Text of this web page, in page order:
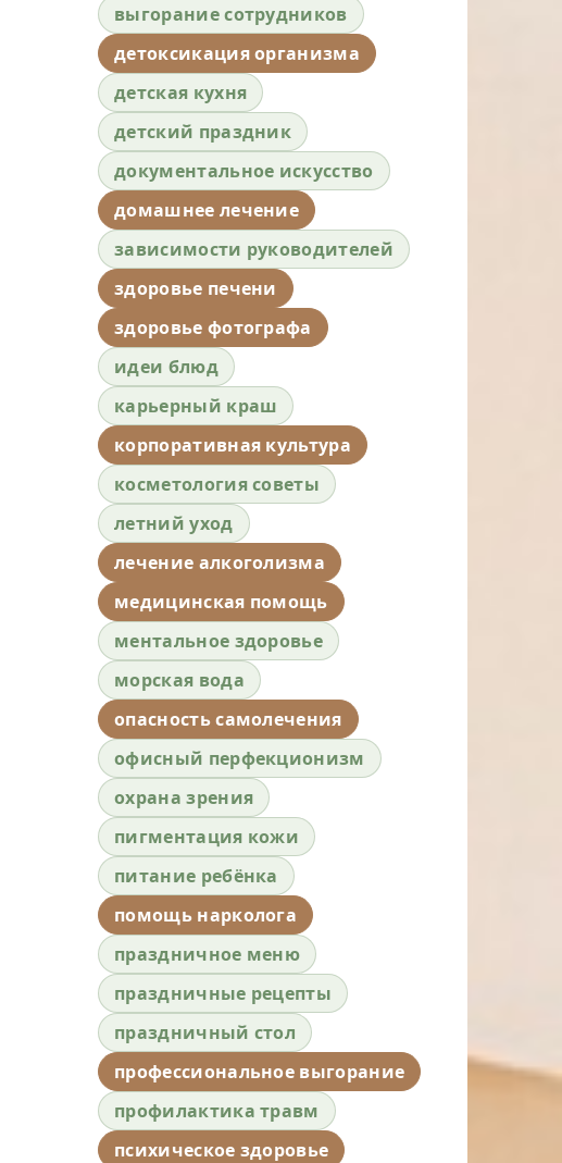
выгорание сотрудников
детоксикация организма
детская кухня
детский праздник
документальное искусство
домашнее лечение
зависимости руководителей
здоровье печени
здоровье фотографа
идеи блюд
карьерный краш
корпоративная культура
косметология советы
летний уход
лечение алкоголизма
медицинская помощь
ментальное здоровье
морская вода
опасность самолечения
офисный перфекционизм
охрана зрения
пигментация кожи
питание ребёнка
помощь нарколога
праздничное меню
праздничные рецепты
праздничный стол
профессиональное выгорание
профилактика травм
психическое здоровье